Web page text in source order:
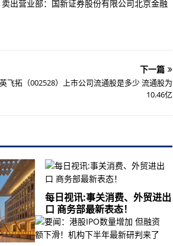
出营业部：国新证券股份有限公司北京金融
下一篇
飞拓（002528）上市公司流通股是多少 流通股为
10.46亿
每日视讯:事关消费、外贸进出
口 商务部最新表态！